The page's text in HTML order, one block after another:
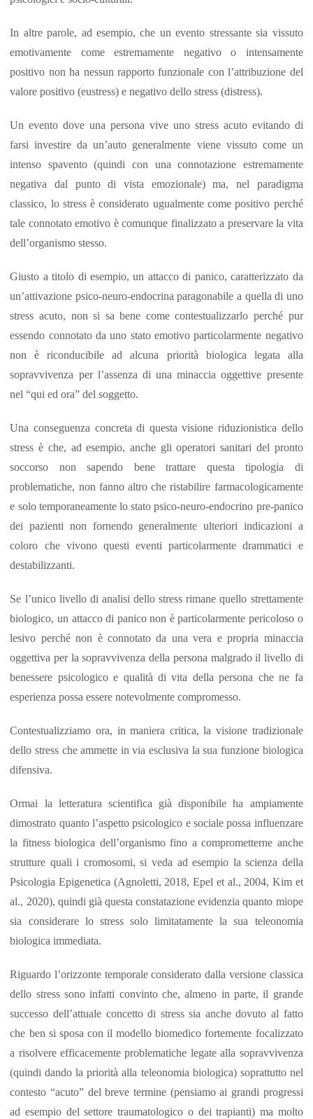
In altre parole, ad esempio, che un evento stressante sia vissuto
emotivamente come estremamente negativo o intensamente
positivo non ha nessun rapporto funzionale con l’attribuzione del
valore positivo (eustress) e negativo dello stress (distress).
Un evento dove una persona vive uno stress acuto evitando di
farsi investire da un’auto generalmente viene vissuto come un
intenso spavento (quindi con una connotazione estremamente
negativa dal punto di vista emozionale) ma, nel paradigma
classico, lo stress è considerato ugualmente come positivo perché
tale connotato emotivo è comunque finalizzato a preservare la vita
dell’organismo stesso.
Giusto a titolo di esempio, un attacco di panico, caratterizzato da
un’attivazione psico-neuro-endocrina paragonabile a quella di uno
stress acuto, non si sa bene come contestualizzarlo perché pur
essendo connotato da uno stato emotivo particolarmente negativo
non è riconducibile ad alcuna priorità biologica legata alla
sopravvivenza per l’assenza di una minaccia oggettive presente
nel “qui ed ora” del soggetto.
Una conseguenza concreta di questa visione riduzionistica dello
stress è che, ad esempio, anche gli operatori sanitari del pronto
soccorso non sapendo bene trattare questa tipologia di
problematiche, non fanno altro che ristabilire farmacologicamente
e solo temporaneamente lo stato psico-neuro-endocrino pre-panico
dei pazienti non fornendo generalmente ulteriori indicazioni a
coloro che vivono questi eventi particolarmente drammatici e
destabilizzanti.
Se l’unico livello di analisi dello stress rimane quello strettamente
biologico, un attacco di panico non è particolarmente pericoloso o
lesivo perché non è connotato da una vera e propria minaccia
oggettiva per la sopravvivenza della persona malgrado il livello di
benessere psicologico e qualità di vita della persona che ne fa
esperienza possa essere notevolmente compromesso.
Contestualizziamo ora, in maniera critica, la visione tradizionale
dello stress che ammette in via esclusiva la sua funzione biologica
difensiva.
Ormai la letteratura scientifica già disponibile ha ampiamente
dimostrato quanto l’aspetto psicologico e sociale possa influenzare
la fitness biologica dell’organismo fino a comprometterne anche
strutture quali i cromosomi, si veda ad esempio la scienza della
Psicologia Epigenetica (Agnoletti, 2018, Epel et al., 2004, Kim et
al., 2020), quindi già questa constatazione evidenzia quanto miope
sia considerare lo stress solo limitatamente la sua teleonomia
biologica immediata.
Riguardo l’orizzonte temporale considerato dalla versione classica
dello stress sono infatti convinto che, almeno in parte, il grande
successo dell’attuale concetto di stress sia anche dovuto al fatto
che ben si sposa con il modello biomedico fortemente focalizzato
a risolvere efficacemente problematiche legate alla sopravvivenza
(quindi dando la priorità alla teleonomia biologica) soprattutto nel
contesto “acuto” del breve termine (pensiamo ai grandi progressi
ad esempio del settore traumatologico o dei trapianti) ma molto